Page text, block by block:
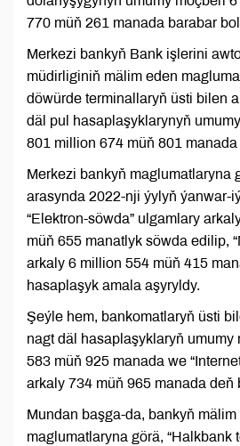
770 müň 261 manada barabar
Merkezi bankyň Bank işlerini
müdirliginiň mälim eden
döwürde terminallaryň üsti bilen
däl pul hasaplaşyklarynyň
801 million 674 müň 801 manada
Merkezi bankyň maglumatlaryna
arasynda 2022-nji ýylyň ýanwar-
“Elektron-söwda” ulgamlary
müň 655 manatlyk söwda edilip,
arkaly 6 million 554 müň 415
hasaplaşyk amala aşyryldy.
Şeýle hem, bankomatlaryň üsti
nagt däl hasaplaşyklaryň umumy
583 müň 925 manada we
arkaly 734 müň 965 manada deň
Mundan başga-da, bankyň mälim
maglumatlaryna görä, “Halkbank